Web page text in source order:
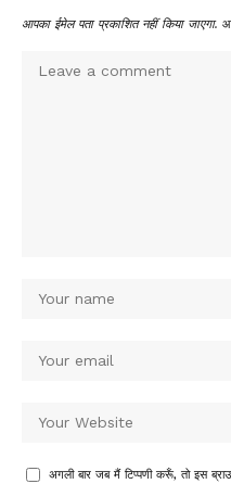
आपका ईमेल पता प्रकाशित नहीं किया जाएगा.
अगली बार जब मैं टिप्पणी करूँ, तो इस